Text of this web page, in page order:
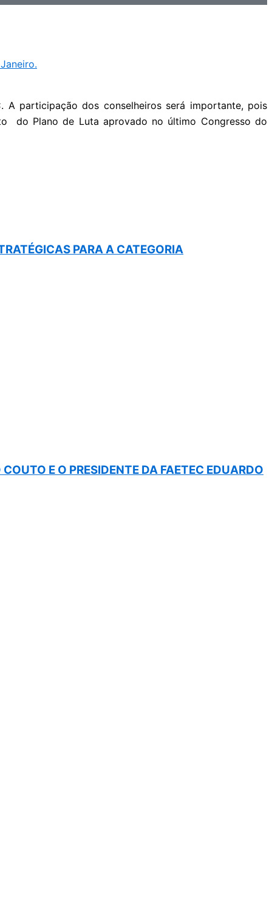
A participação dos conselheiros será importante, pois
do Plano de Luta aprovado no último Congresso do
PARA A CATEGORIA
E O PRESIDENTE DA FAETEC EDUARDO